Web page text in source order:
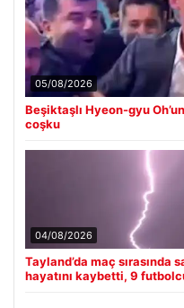
05/08/2026
Beşiktaşlı Hyeon-gyu
coşku
04/08/2026
Tayland’da maç sırasında
hayatını kaybetti, 9